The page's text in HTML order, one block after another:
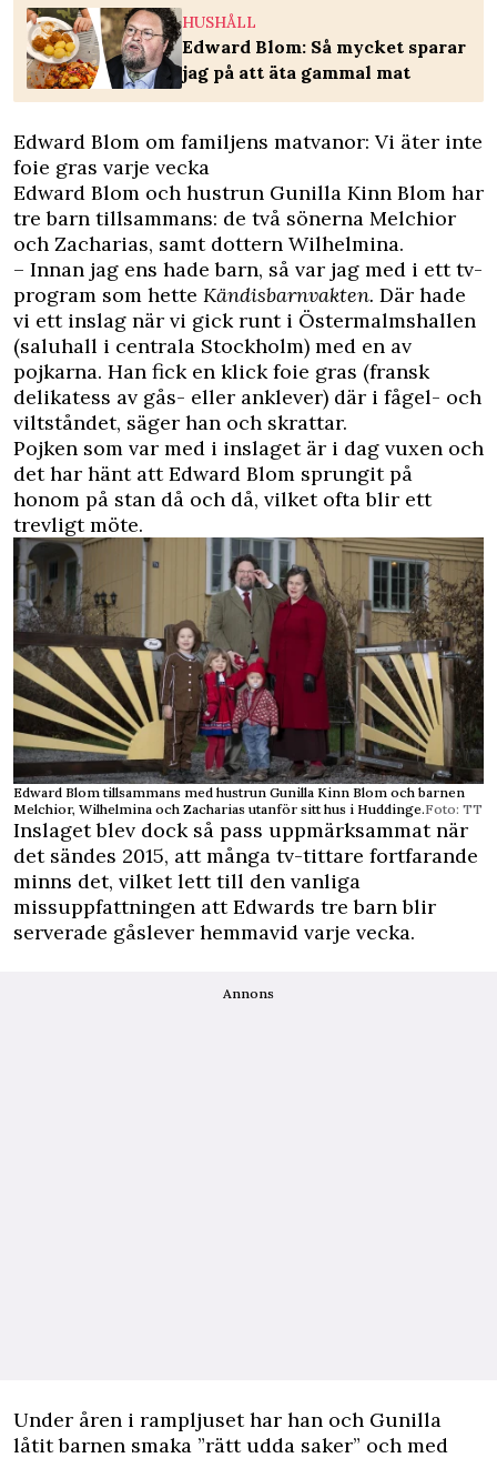
HUSHÅLL
Edward Blom: Så mycket sparar
jag på att äta gammal mat
Edward Blom om familjens matvanor: Vi äter inte
foie gras varje vecka
Edward Blom och hustrun Gunilla Kinn Blom har
tre barn tillsammans: de två sönerna Melchior
och Zacharias, samt dottern Wilhelmina.
– Innan jag ens hade barn, så var jag med i ett tv-
program som hette Kändisbarnvakten. Där hade
vi ett inslag när vi gick runt i Östermalmshallen
(saluhall i centrala Stockholm) med en av
pojkarna. Han fick en klick foie gras (fransk
delikatess av gås- eller anklever) där i fågel- och
viltståndet, säger han och skrattar.
Pojken som var med i inslaget är i dag vuxen och
det har hänt att Edward Blom sprungit på
honom på stan då och då, vilket ofta blir ett
trevligt möte.
Edward Blom tillsammans med hustrun Gunilla Kinn Blom och barnen
Melchior, Wilhelmina och Zacharias utanför sitt hus i Huddinge.Foto: TT
Inslaget blev dock så pass uppmärksammat när
det sändes 2015, att många tv-tittare fortfarande
minns det, vilket lett till den vanliga
missuppfattningen att Edwards tre barn blir
serverade gåslever hemmavid varje vecka.
Annons
Under åren i rampljuset har han och Gunilla
låtit barnen smaka ”rätt udda saker” och med